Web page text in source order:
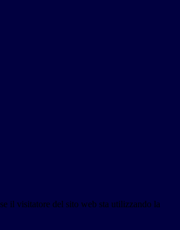
il visitatore del sito web sta utilizzando la